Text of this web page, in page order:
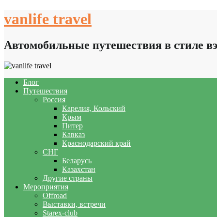
to
vanlife travel
Автомобильные путешествия в стиле
Блог
Путешествия
Россия
Карелия, Кольский
Крым
Питер
Кавказ
Краснодарский край
СНГ
Беларусь
Казахстан
Другие страны
Мероприятия
Offroad
Выставки, встречи
Starex-club